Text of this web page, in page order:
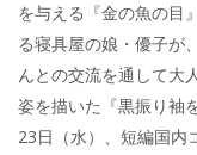
を与える『金の魚の目
る寝具屋の娘・優子が
んとの交流を通して大
姿を描いた『黒振り袖
23日（水）、短編国内